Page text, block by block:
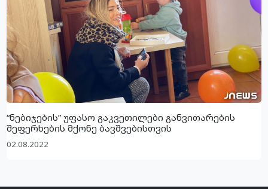
“ნებიჯების” უფასო გაკვეთილები განვითარების
შეფერხების მქონე ბავშვებისთვის
02.08.2022